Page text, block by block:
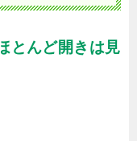
とんど開きは見